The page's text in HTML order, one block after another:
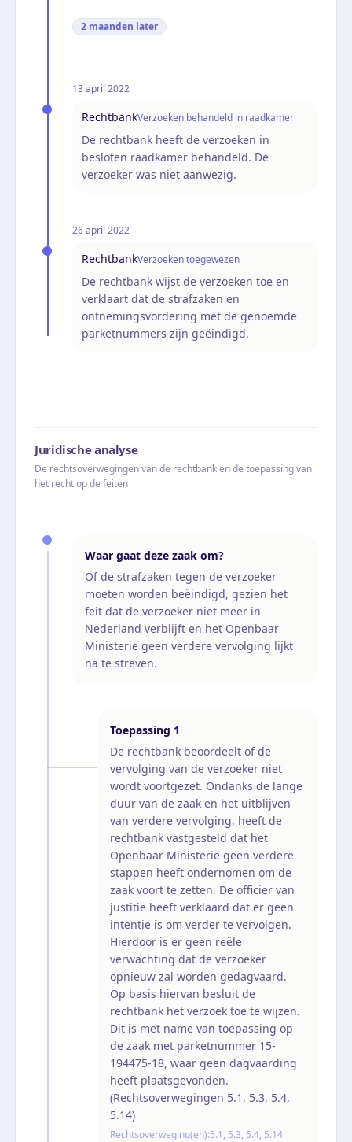
2 maanden later
13 april 2022
RechtbankVerzoeken behandeld in raadkamer
De rechtbank heeft de verzoeken in
besloten raadkamer behandeld. De
verzoeker was niet aanwezig.
26 april 2022
RechtbankVerzoeken toegewezen
De rechtbank wijst de verzoeken toe en
verklaart dat de strafzaken en
ontnemingsvordering met de genoemde
parketnummers zijn geëindigd.
Juridische analyse
De rechtsoverwegingen van de rechtbank en de toepassing van
het recht op de feiten
Waar gaat deze zaak om?
Of de strafzaken tegen de verzoeker
moeten worden beëindigd, gezien het
feit dat de verzoeker niet meer in
Nederland verblijft en het Openbaar
Ministerie geen verdere vervolging lijkt
na te streven.
Toepassing 1
De rechtbank beoordeelt of de
vervolging van de verzoeker niet
wordt voortgezet. Ondanks de lange
duur van de zaak en het uitblijven
van verdere vervolging, heeft de
rechtbank vastgesteld dat het
Openbaar Ministerie geen verdere
stappen heeft ondernomen om de
zaak voort te zetten. De officier van
justitie heeft verklaard dat er geen
intentie is om verder te vervolgen.
Hierdoor is er geen reële
verwachting dat de verzoeker
opnieuw zal worden gedagvaard.
Op basis hiervan besluit de
rechtbank het verzoek toe te wijzen.
Dit is met name van toepassing op
de zaak met parketnummer 15-
194475-18, waar geen dagvaarding
heeft plaatsgevonden.
(Rechtsoverwegingen 5.1, 5.3, 5.4,
5.14)
Rechtsoverweging(en):5.1, 5.3, 5.4, 5.14